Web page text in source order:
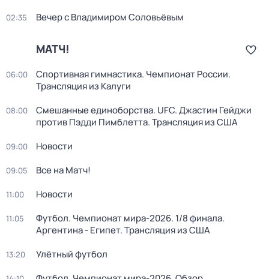
02:35 Вечер с Владимиром Соловьёвым
МАТЧ!
06:00
Спортивная гимнастика. Чемпионат России.
Трансляция из Калуги
08:00
Смешанные единоборства. UFC. Джастин Гейджи
против Пэдди Пимблетта. Трансляция из США
09:00 Новости
09:05 Все на Матч!
11:00 Новости
11:05
Футбол. Чемпионат мира-2026. 1/8 финала.
Аргентина - Египет. Трансляция из США
13:20 Улётный футбол